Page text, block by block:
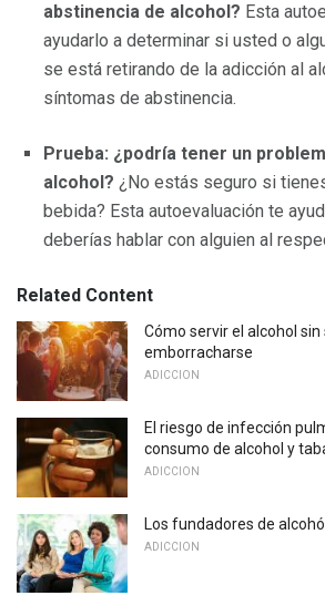
abstinencia de alcohol? Esta
ayudarlo a determinar si usted o
se está retirando de la adicción al
síntomas de abstinencia.
Prueba: ¿podría tener un
alcohol? ¿No estás seguro si
bebida? Esta autoevaluación te
deberías hablar con alguien al
Related Content
Cómo servir el alcohol
emborracharse
ADICCION
El riesgo de infección
consumo de alcohol y
ADICCION
Los fundadores de
ADICCION